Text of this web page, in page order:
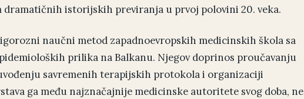
istorijskih previranja u prvoj polovini 20. veka.
naučni metod zapadnoevropskih medicinskih škola sa
prilika na Balkanu. Njegov doprinos proučavanju
savremenih terapijskih protokola i organizaciji
ga među najznačajnije medicinske autoritete svog doba, ne